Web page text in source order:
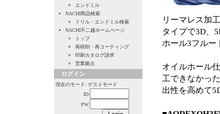
エンドミル
NACHI商品検索
ドリル・エンドミル検索
NACHI不二越ホームページ
トップ
再研削・再コーティング
印刷カタログ請求
営業拠点
ログイン
現在のモード: ゲストモード
ID:
PW:
リーマレス加
タイプで3D、
ホール3フルー
オイルホール
工できなかっ
出性を高めて